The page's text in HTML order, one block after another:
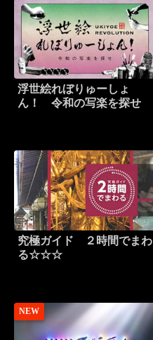
浮世絵れぼりゅーしょ
ん！ 令和の写楽を探せ
究極ガイド ２時間でまわ
る☆☆☆
NEW